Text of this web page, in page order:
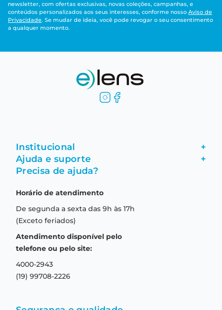
newsletter, com ofertas exclusivas, novas coleções, campanhas, e
conteúdos personalizados aos seus interesses, conforme nosso Aviso de
Privacidade. Se mudar de ideia, você pode revogar o seu consentimento
a qualquer momento.
Institucional +
Fale conosco
Formas de pagamento
Aviso de privacidade
Termos e condições de uso
Ajuda e suporte +
Garantia
Troca e devolução
Central de relacionamento
Precisa de ajuda?
Horário de atendimento
De segunda a sexta das 9h às 17h
(Exceto feriados)
Atendimento disponível pelo
telefone ou pelo site:
4000-2943
(19) 99708-2226